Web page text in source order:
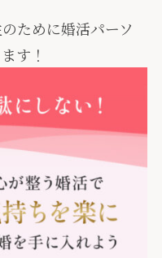
ために婚活パーソ
す！